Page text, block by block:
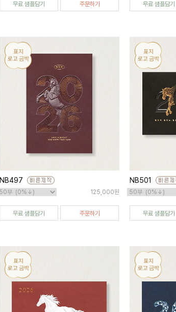
무료 샘플담기 주문하기 무료 샘플담기
NB497
125,000원
무료 샘플담기 주문하기
NB501
무료 샘플담기